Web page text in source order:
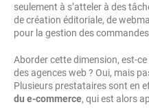
seulement à s’atteler à des
de création éditoriale, de
pour la gestion des
Aborder cette dimension, est-
des agences web ? Oui, mais
Plusieurs prestataires sont en
du e-commerce, qui est alors